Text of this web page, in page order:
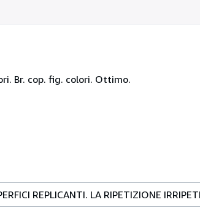
Br. cop. fig. colori. Ottimo.
REPLICANTI. LA RIPETIZIONE